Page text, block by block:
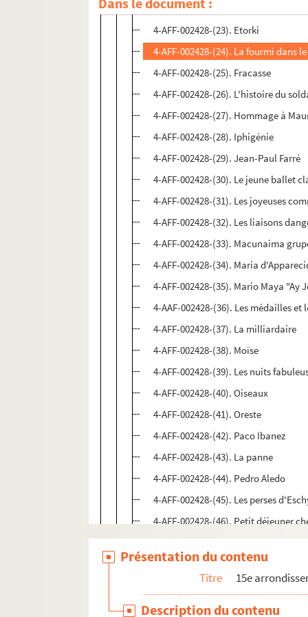
4-AFF-002428-(22). La duchesse
4-AFF-002428-(23). Etorki
4-AFF-002428-(24). La fourmi dans
4-AFF-002428-(25). Fracasse
4-AFF-002428-(26). L'histoire du
4-AFF-002428-(27). Hommage à
4-AFF-002428-(28). Iphigénie
4-AFF-002428-(29). Jean-Paul Farré
4-AFF-002428-(30). Le jeune ballet
4-AFF-002428-(31). Les joyeuses
4-AFF-002428-(32). Les liaisons
4-AFF-002428-(33). Macunaima
4-AFF-002428-(34). Maria
4-AFF-002428-(35). Mario Maya "Ay
4-AAF-002428-(36). Les médailles et
4-AFF-002428-(37). La milliardaire
4-AFF-002428-(38). Moïse
4-AFF-002428-(39). Les nuits
4-AFF-002428-(40). Oiseaux
4-AFF-002428-(41). Oreste
4-AFF-002428-(42). Paco Ibanez
4-AFF-002428-(43). La panne
4-AFF-002428-(44). Pedro Aledo
4-AFF-002428-(45). Les perses
4-AFF-002428-(46). Petit déjeuner
4-AFF-002428-(47). Les semaines
4-AFF-002428-(48). Spectacle
4-AFF-002428-(49). Tango-chéri
4-AFF-002428-(50). Les théâtres du
Présentation du contenu
Titre 15e
Description du contenu